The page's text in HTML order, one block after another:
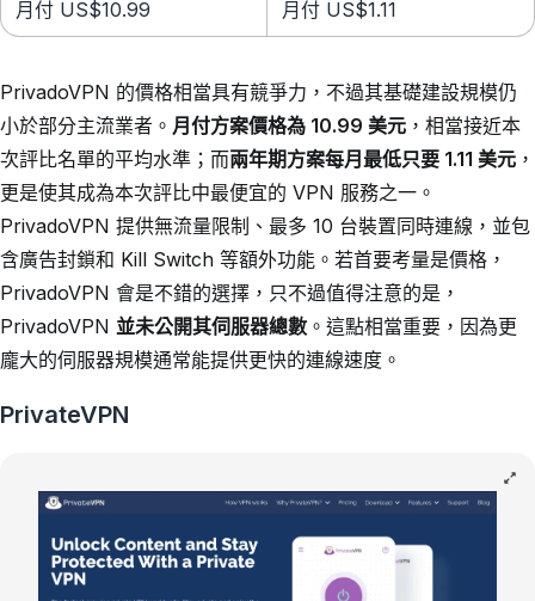
月付 US$10.99 月付 US$1.11
PrivadoVPN 的價格相當具有競爭力，不過其基礎建設規模仍
小於部分主流業者。 月付方案價格為 10.99 美元，相當接近本
次評比名單的平均水準；而兩年期方案每月最低只要 1.11 美元，
更是使其成為本次評比中最便宜的 VPN 服務之一。
PrivadoVPN 提供無流量限制、最多 10 台裝置同時連線，並包
含廣告封鎖和 Kill Switch 等額外功能。若首要考量是價格，
PrivadoVPN 會是不錯的選擇，只不過值得注意的是，
PrivadoVPN 並未公開其伺服器總數。這點相當重要，因為更
龐大的伺服器規模通常能提供更快的連線速度。
PrivateVPN